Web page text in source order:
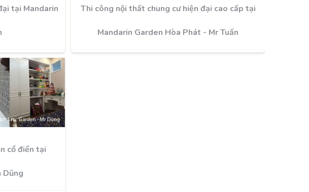
tại Mandarin Thi công nội thất chung cư hiện đại cao cấp tại
Mandarin Garden Hòa Phát - Mr Tuấn
cổ điển tại
Dũng